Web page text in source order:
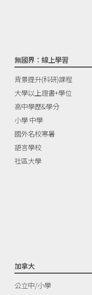
無國界：線上學習
背景提升(科研)課程
大學以上證書+學位
高中學歷&學分
小學 中學
國外名校寒暑
語言學校
社區大學
加拿大
公立中/小學